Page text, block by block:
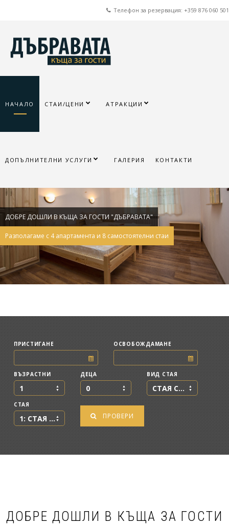
Телефон за резервация: +359 876 060 501
НАЧАЛО СТАИ/ЦЕНИ АТРАКЦИИ
ДОПЪЛНИТЕЛНИ УСЛУГИ ГАЛЕРИЯ КОНТАКТИ
ДОБРЕ ДОШЛИ В КЪЩА ЗА ГОСТИ "ДЪБРАВАТА"
Разполагаме с 4 апартамента и 8 самостоятелни стаи
ПРИСТИГАНЕ ОСВОБОЖДАМАНЕ
ВЪЗРАСТНИ
1
ДЕЦА
0
ВИД СТАЯ
СТАЯ СЪС СПАЛНЯ
СТАЯ
1: СТАЯ С ДВОЙНО ЛЕГЛО (СПАЛНЯ) №2 ПРОВЕРИ
ДОБРЕ ДОШЛИ В КЪЩА ЗА ГОСТИ